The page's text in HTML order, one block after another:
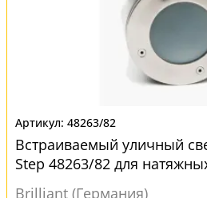
48263/82
Встраиваемый уличный
Step 48263/82 для
Brilliant (Германия)